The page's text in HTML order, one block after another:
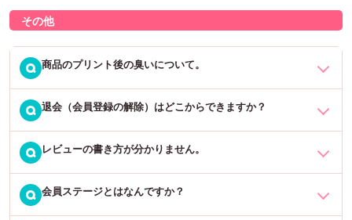
4. 指定受信リスト設定
5. HTMLメール規制
6. URLリンク規制
7. 一括指定受信
※指定拒否リストと指定受信リスト設定に同じアドレスを登録してい
る場合、指定拒否リスト設定の方が優先順位が高いため受信が規制
されますのでご注意ください。
翌営業日の夕方を過ぎても届かない場合は、迷惑メールフォルダに
入っている、またはアドレス間違い等の可能性がございます。まず
「Q.注文後にメールが届きません」をご覧の上、解決しない場合は
お問い合わせフォームからご連絡をお願いいたします。
で、こちらにて内容をご確認下さいますようお願いいたします。
（ご注文日の翌営業日の夕方までには送信予定です）
その他
Q 商品のプリント後の臭いについて。
印刷の方法により、商品によっては仕上がり直後はインクの臭いが
強く残る場合もございます（UVプリントによる印刷）。商品開封
時、UVインクの持つ独特の臭気により気分が悪くなる場合がござい
ますので、開封直後に製品のにおいをかいだりしないでください。
す。臭いが強い場合はしばらく置いてからご使用下さい。
Q 退会（会員登録の解除）はどこからできますか？
マイページ内の「退会手続き」からお願いいたします。
Q レビューの書き方が分かりません。
マイページの「注文履歴」内に、ご購入いただいた商品の1つずつに
「レビューを書く」ボタンがございます。そちらからご記入下さい
Q 会員ステージとはなんですか？